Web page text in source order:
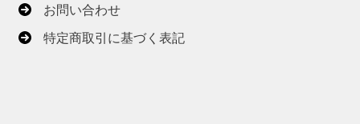
お問い合わせ
特定商取引に基づく表記